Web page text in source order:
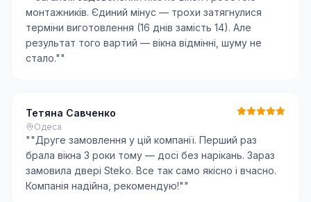
монтажників. Єдиний мінус — трохи затягнулися
терміни виготовлення (16 днів замість 14). Але
результат того вартий — вікна відмінні, шуму не
стало.""
Тетяна Савченко
Одеса
""Друге замовлення у цій компанії. Перший раз
брала вікна 3 роки тому — досі без нарікань. Зараз
замовила двері Steko. Все так само якісно і вчасно.
Компанія надійна, рекомендую!""